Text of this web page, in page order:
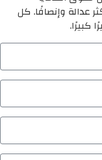
عدالة وإنصافًا. كل
كبيرًا.